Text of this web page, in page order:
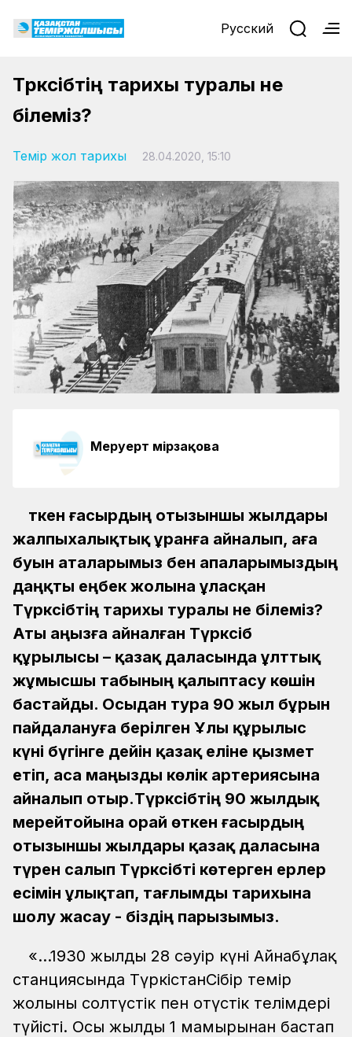
Русский
Түрксібтің тарихы туралы не
білеміз?
Темір жол тарихы 28.04.2020, 15:10
Меруерт Өмірзақова
Өткен ғасырдың отызыншы жылдары
жалпыхалықтық ұранға айналып, аға
буын аталарымыз бен апаларымыздың
даңқты еңбек жолына ұласқан
Түрксібтің тарихы туралы не білеміз?
Аты аңызға айналған Түрксіб
құрылысы – қазақ даласында ұлттық
жұмысшы табының қалыптасу көшін
бастайды. Осыдан тура 90 жыл бұрын
пайдалануға берілген Ұлы құрылыс
күні бүгінге дейін қазақ еліне қызмет
етіп, аса маңызды көлік артериясына
айналып отыр.Түрксібтің 90 жылдық
мерейтойына орай өткен ғасырдың
отызыншы жылдары қазақ даласына
түрен салып Түрксібті көтерген ерлер
есімін ұлықтап, тағлымды тарихына
шолу жасау - біздің парызымыз.
«…1930 жылдың 28 сәуір күні Айнабұлақ
станциясында ТүркістанСібір темір
жолының солтүстік пен оңтүстік телімдері
түйісті. Осы жылдың 1 мамырынан бастап